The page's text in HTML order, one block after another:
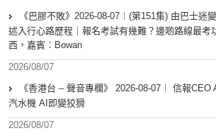
《巴膠不敗》2026-08-07︱(第151集) 由巴士迷
述入行心路歷程｜報名考試有幾難？邊啲路線最考
西，嘉賓︰Bowan
2026/08/07
《香港台 – 聲音專欄》 2026-08-07｜ 信報
汽水機 AI即變狡猾
2026/08/07